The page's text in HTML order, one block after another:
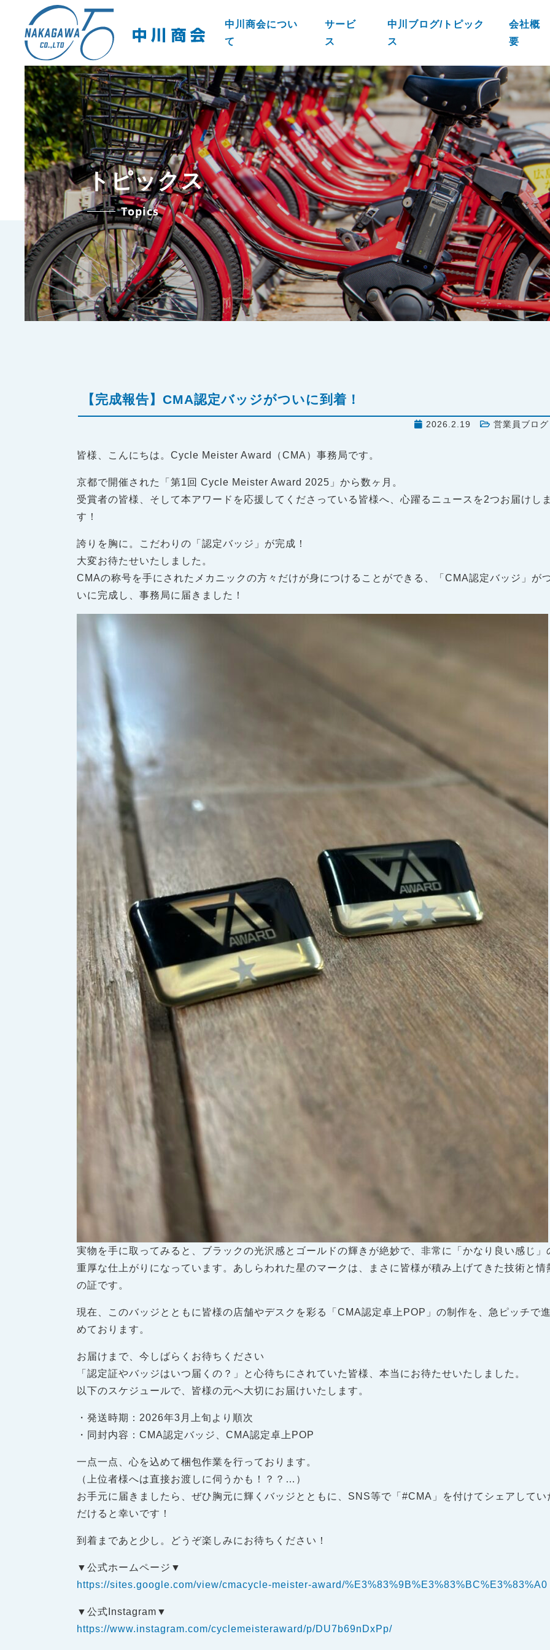
中川商会につい
て
サービ
ス
中川ブログ/トピック
ス
会社概
要
トピックス
Topics
【完成報告】CMA認定バッジがついに到着！
2026.2.19 営業員ブログ
皆様、こんにちは。Cycle Meister Award（CMA）事務局です。
京都で開催された「第1回 Cycle Meister Award 2025」から数ヶ月。
受賞者の皆様、そして本アワードを応援してくださっている皆様へ、心躍るニュースを2つお届けし
す！
誇りを胸に。こだわりの「認定バッジ」が完成！
大変お待たせいたしました。
CMAの称号を手にされたメカニックの方々だけが身につけることができる、「CMA認定バッジ」が
いに完成し、事務局に届きました！
実物を手に取ってみると、ブラックの光沢感とゴールドの輝きが絶妙で、非常に「かなり良い感じ」
重厚な仕上がりになっています。あしらわれた星のマークは、まさに皆様が積み上げてきた技術と情
の証です。
現在、このバッジとともに皆様の店舗やデスクを彩る「CMA認定卓上POP」の制作を、急ピッチで
めております。
お届けまで、今しばらくお待ちください
「認定証やバッジはいつ届くの？」と心待ちにされていた皆様、本当にお待たせいたしました。
以下のスケジュールで、皆様の元へ大切にお届けいたします。
・発送時期：2026年3月上旬より順次
・同封内容：CMA認定バッジ、CMA認定卓上POP
一点一点、心を込めて梱包作業を行っております。
（上位者様へは直接お渡しに伺うかも！？？…）
お手元に届きましたら、ぜひ胸元に輝くバッジとともに、SNS等で「#CMA」を付けてシェアしてい
だけると幸いです！
到着まであと少し。どうぞ楽しみにお待ちください！
▼公式ホームページ▼
https://sites.google.com/view/cmacycle-meister-award/%E3%83%9B%E3%83%BC%E3%83%A0
▼公式Instagram▼
https://www.instagram.com/cyclemeisteraward/p/DU7b69nDxPp/